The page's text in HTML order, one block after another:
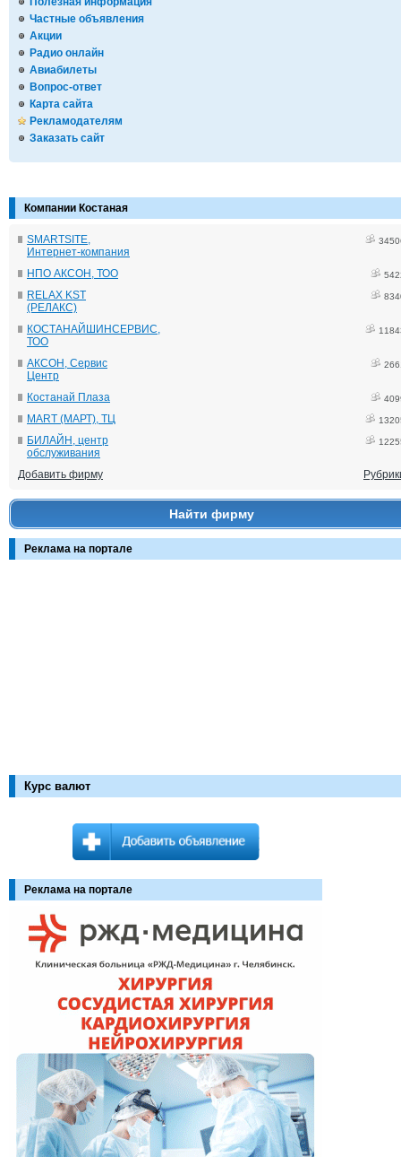
Частные объявления
Акции
Радио онлайн
Авиабилеты
Вопрос-ответ
Карта сайта
Рекламодателям
Заказать сайт
Компании Костаная
SMARTSITE,
Интернет-компания
НПО АКСОН, ТОО
RELAX KST
(РЕЛАКС)
КОСТАНАЙШИНСЕРВИС,
ТОО
АКСОН, Сервис
Центр
Костанай Плаза
MART (МАРТ), ТЦ
БИЛАЙН, центр
обслуживания
Добавить фирму
Найти фирму
Реклама на портале
Курс валют
Реклама на портале